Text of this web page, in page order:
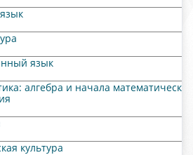
язык
алгебра и начала
культура